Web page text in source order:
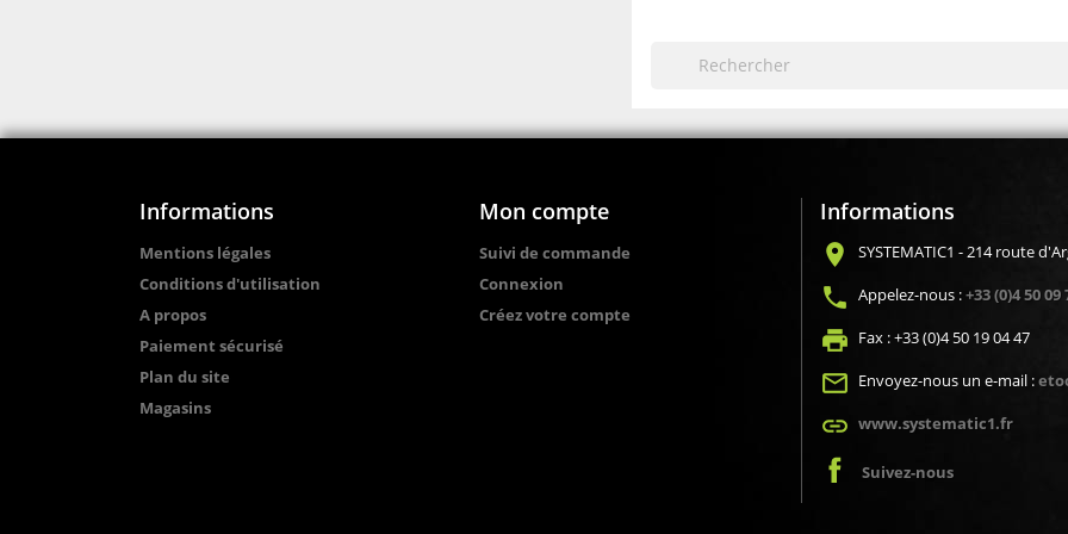
Informations
Mentions légales
Conditions d'utilisation
A propos
Paiement sécurisé
Plan du site
Magasins
Mon compte
Suivi de commande
Connexion
Créez votre compte
Informations
location_on SYSTEMATIC1 - 214 route
local_phone Appelez-nous :+33 (0)4 50 09
local_printshop Fax :+33 (0)4 50 19 04 47
mail_outline Envoyez-nous un e-mail :
link www.systematic1.fr
Suivez-nous